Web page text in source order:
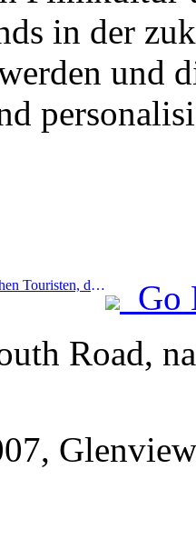
in der
und
Prev:Die Zahl der ausländischen Touristen, die Jinjiang Hotels (China) empfingen, stieg im Vergleich zum Vorjahr um mehr als das Neunfache.
Go
Road,